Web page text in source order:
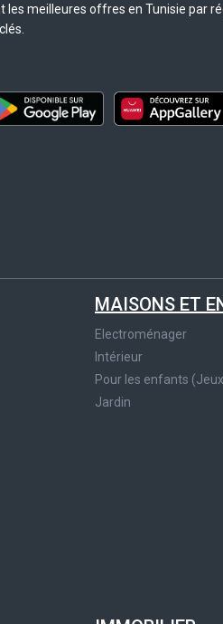
les meilleures offres en Tunisie par
MAISONS ET
Electroménager
Intérieur
Pour les enfants
Jardin